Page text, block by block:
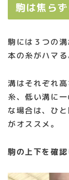
駒は焦ら
駒には３つの
本の糸がハマる
溝はそれぞれ
糸、低い溝に
な場合は、ひ
がオススメ。
駒の上下を確